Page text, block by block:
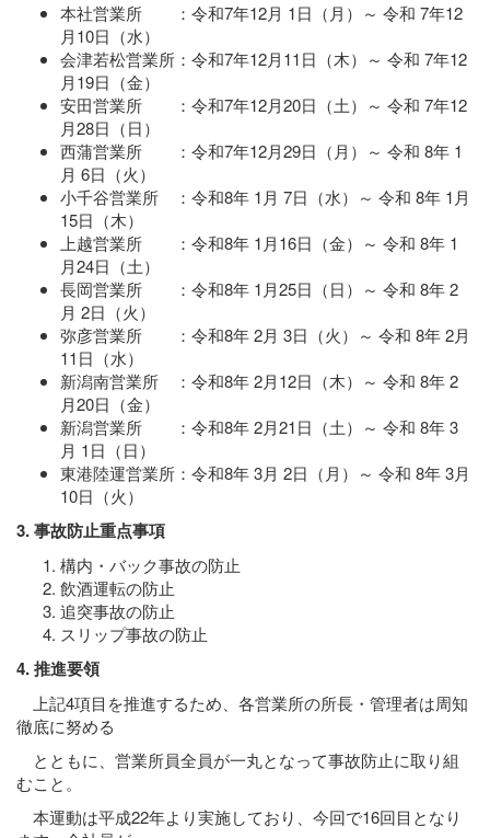
本社営業所 ：令和7年12月 1日（月）～ 令和 7年12
月10日（水）
会津若松営業所：令和7年12月11日（木）～ 令和 7年12
月19日（金）
安田営業所 ：令和7年12月20日（土）～ 令和 7年12
月28日（日）
西蒲営業所 ：令和7年12月29日（月）～ 令和 8年 1
月 6日（火）
小千谷営業所 ：令和8年 1月 7日（水）～ 令和 8年 1月
15日（木）
上越営業所 ：令和8年 1月16日（金）～ 令和 8年 1
月24日（土）
長岡営業所 ：令和8年 1月25日（日）～ 令和 8年 2
月 2日（火）
弥彦営業所 ：令和8年 2月 3日（火）～ 令和 8年 2月
11日（水）
新潟南営業所 ：令和8年 2月12日（木）～ 令和 8年 2
月20日（金）
新潟営業所 ：令和8年 2月21日（土）～ 令和 8年 3
月 1日（日）
東港陸運営業所：令和8年 3月 2日（月）～ 令和 8年 3月
10日（火）
3. 事故防止重点事項
構内・バック事故の防止
飲酒運転の防止
追突事故の防止
スリップ事故の防止
4. 推進要領
上記4項目を推進するため、各営業所の所長・管理者は周知
徹底に努める
とともに、営業所員全員が一丸となって事故防止に取り組
むこと。
本運動は平成22年より実施しており、今回で16回目となり